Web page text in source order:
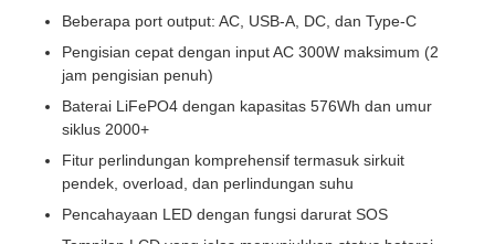
Beberapa port output: AC, USB-A, DC, dan Type-C
Pengisian cepat dengan input AC 300W maksimum (2
jam pengisian penuh)
Baterai LiFePO4 dengan kapasitas 576Wh dan umur
siklus 2000+
Fitur perlindungan komprehensif termasuk sirkuit
pendek, overload, dan perlindungan suhu
Pencahayaan LED dengan fungsi darurat SOS